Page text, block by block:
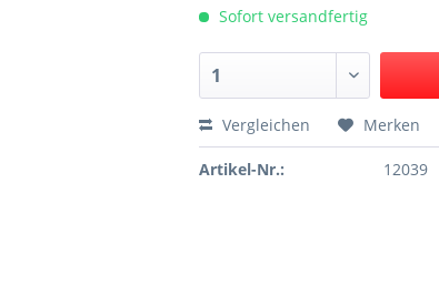
Sofort versandfertig
Vergleichen Merken
Artikel-Nr.: 12039